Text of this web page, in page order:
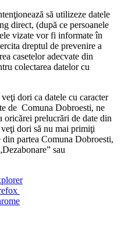
să utilizeze datele
direct, (după ce persoanele
vizate vor fi informate în
dreptul de prevenire a
casetelor adecvate din
colectarea datelor cu
dori ca datele cu caracter
de Comuna Dobroesti, ne
oricărei prelucrări de date din
dori să nu mai primiţi
partea Comuna Dobroesti,
sau